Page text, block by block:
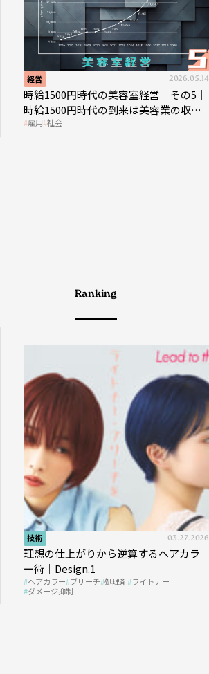
経営 2026.05.14
時給1500円時代の美容室経営 その5｜
時給1500円時代の到来は美容業の収益
構造を見直す契機
雇用 社会
Ranking
技術 03.27.2026
理想の仕上がりから逆算するヘアカラ
ー術｜Design.1
ヘアカラー ブリーチ 処理剤 ライトナー
ダメージ抑制